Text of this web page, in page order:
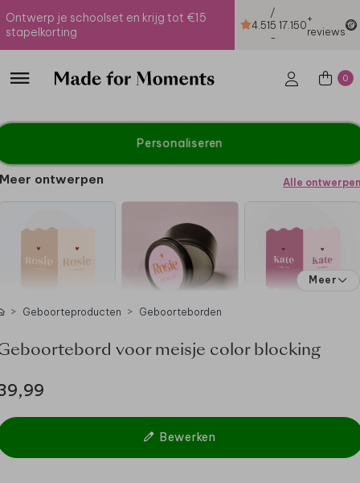
Ontwerp je schoolset en krijg tot €15
stapelkorting
4.51
/
5
-
17.150+
reviews
0
Personaliseren
Meer ontwerpen Alle ontwerpen
Meer
Geboorteproducten Geboorteborden
voor meisje color blocking
Bewerken